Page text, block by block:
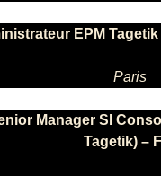
EPM Tagetik
Paris
Manager SI
Tagetik) –